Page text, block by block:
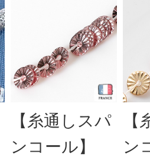
【糸通しスパ
ンコール】
ン